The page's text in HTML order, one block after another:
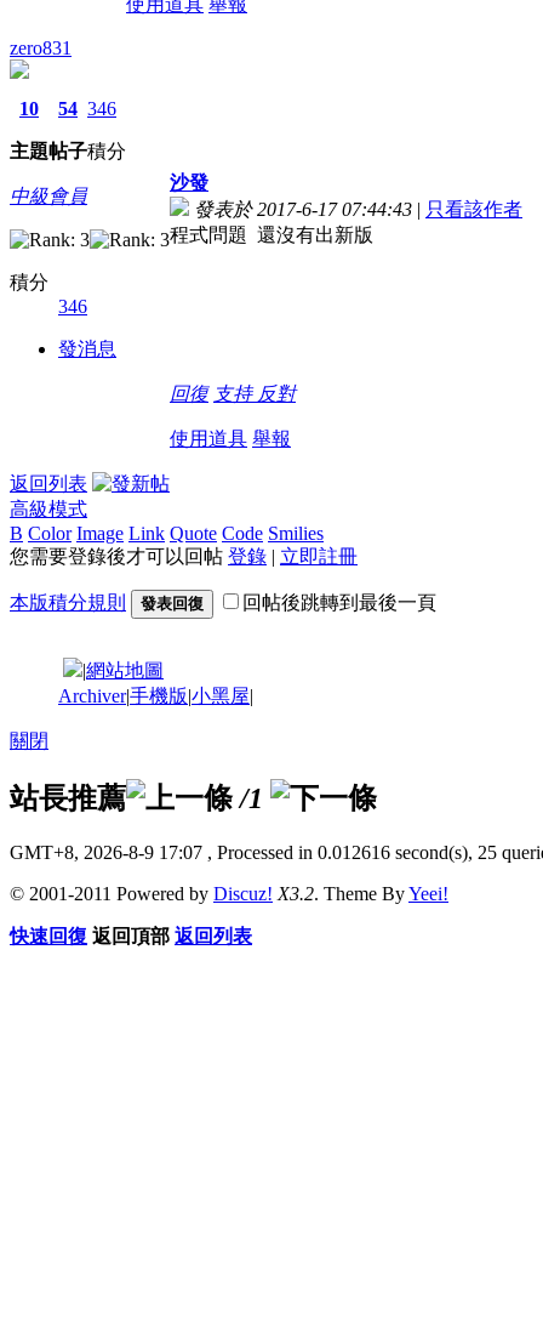
zero831
10
主題
54
帖子
346
積分
中級會員
積分
346
發消息
沙發
發表於 2017-6-17 07:44:43 | 只看該作者
程式問題 還沒有出新版
回復 支持 反對
使用道具 舉報
返回列表
高級模式
B Color Image Link Quote Code Smilies
您需要登錄後才可以回帖 登錄 | 立即註冊
本版積分規則 發表回復 回帖後跳轉到最後一頁
|網站地圖
Archiver|手機版|小黑屋|
關閉
站長推薦 /1
GMT+8, 2026-8-9 17:07 , Processed in 0.012616 second(s), 25
© 2001-2011 Powered by Discuz! X3.2. Theme ByYeei!
快速回復 返回頂部 返回列表